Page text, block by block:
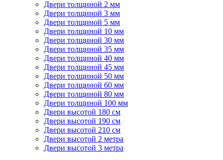
Двери толщиной 2 мм
Двери толщиной 3 мм
Двери толщиной 5 мм
Двери толщиной 10 мм
Двери толщиной 30 мм
Двери толщиной 35 мм
Двери толщиной 40 мм
Двери толщиной 45 мм
Двери толщиной 50 мм
Двери толщиной 60 мм
Двери толщиной 80 мм
Двери толщиной 100 мм
Двери высотой 180 см
Двери высотой 190 см
Двери высотой 210 см
Двери высотой 2 метра
Двери высотой 3 метра